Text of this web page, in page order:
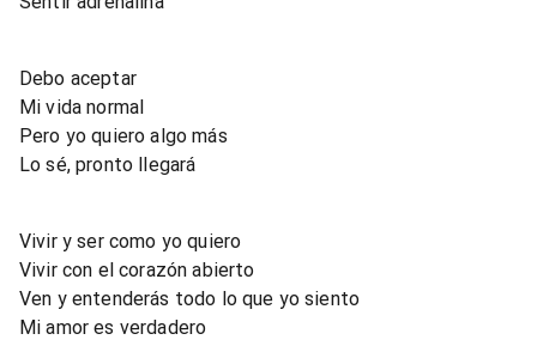
Debo aceptar
Mi vida normal
Pero yo quiero algo más
Lo sé, pronto llegará
Vivir y ser como yo quiero
Vivir con el corazón abierto
Ven y entenderás todo lo que yo siento
Mi amor es verdadero